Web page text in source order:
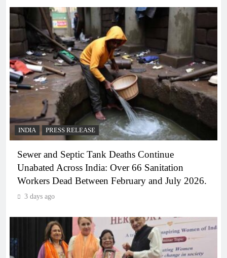
INDIA PRESS RELEASE
Sewer and Septic Tank Deaths Continue
Unabated Across India: Over 66 Sanitation
Workers Dead Between February and July 2026.
3 days ago